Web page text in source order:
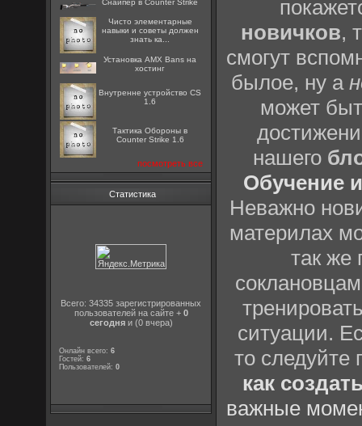
Снайпер в Counter Strike
Чисто элементарные
навыки и советы должен
знать ка...
Установка AMX Bans на
хостинг
Внутренне устройство CS
1.6
Тактика Обороны в
Counter Strike 1.6
посмотреть все
Статистика
Всего: 34335 зарегистрированных
пользователей на сайте + 0
сегодняи (0 вчера)
Онлайн всего:6
Гостей:6
Пользователей:0
новичков,
смогут
былое, ну а
может
нашего
Обучение
Неважно
материлах
так же
ситуации.
то
как
важные